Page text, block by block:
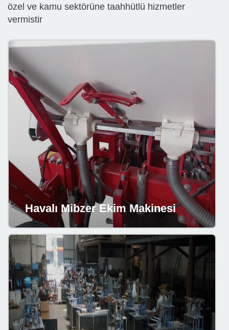
özel ve kamu sektörüne taahhütlü hizmetler
vermistir
Havalı Mibzer Ekim Makinesi